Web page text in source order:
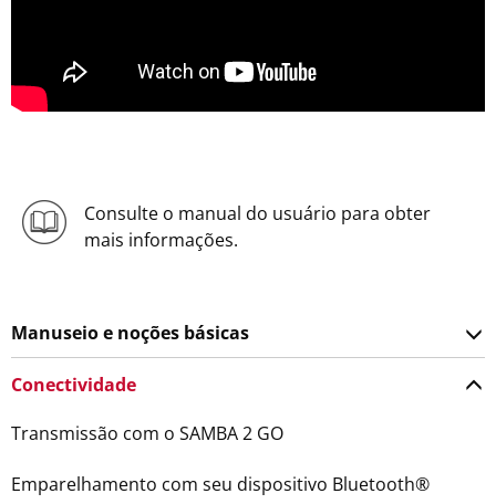
Consulte o manual do usuário para obter
mais informações.
Manuseio e noções básicas
Conectividade
Transmissão com o SAMBA 2 GO
Emparelhamento com seu dispositivo Bluetooth®